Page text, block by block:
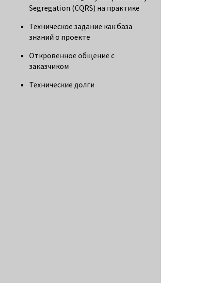
Segregation (CQRS) на практике
Техническое задание как база
знаний о проекте
Откровенное общение с
заказчиком
Технические долги